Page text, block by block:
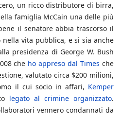
un ricco distributore di birra,
famiglia McCain una delle più
il senatore abbia trascorso il
nella vita pubblica, e si sia anche
presidenza di George W. Bush
che ho appreso dal Times che
valutato circa $200 milioni,
il cui socio in affari, Kemper
legato al crimine organizzato.
vennero condannati da